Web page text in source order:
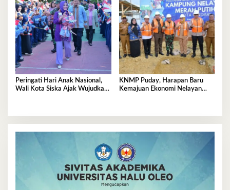
Peringati Hari Anak Nasional,
Wali Kota Siska Ajak Wujudkan
KNMP Puday, Harapan Baru
Kemajuan Ekonomi Nelayan